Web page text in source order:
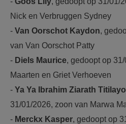
Nick en Verbruggen Sydney
- Van Oorschot Kaydon,
van Van Oorschot Patty
- Diels Maurice, gedoopt op
Maarten en Griet Verhoeven
- Ya Ya Ibrahim Ziarath
31/01/2026, zoon van Marwa
- Merckx Kasper, gedoopt op